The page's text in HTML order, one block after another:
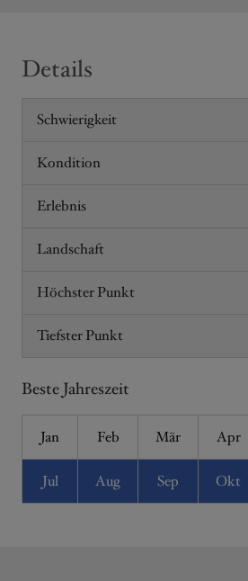
Details
Schwierigkeit
Kondition
Erlebnis
Landschaft
Höchster Punkt
Tiefster Punkt
Beste Jahreszeit
Jan Feb Mär Apr
Jul Aug Sep Okt